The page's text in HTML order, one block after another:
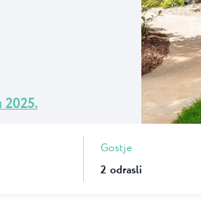
Camping Puntica je kamp s 3
zvezdicami v bližini Poreča...
Gostje
2 odrasli